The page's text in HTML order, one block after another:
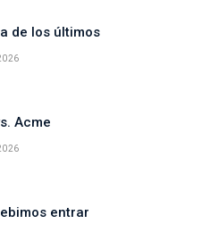
de los últimos
Acme
entrar